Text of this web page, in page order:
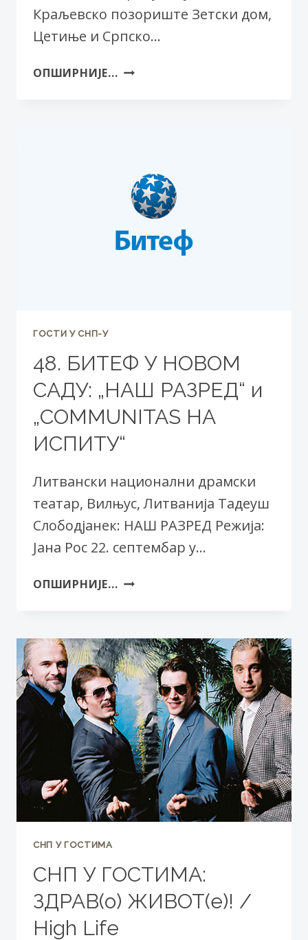
Краљевско позориште Зетски дом,
Цетиње и Српско…
ОПШИРНИЈЕ... УСКОРО
ГРОША“
РЕЖИЈИ
ТОМИЈА
ЈАНЕЖИЧА
ГОСТИ У СНП-У
48. БИТЕФ У НОВОМ
САДУ: „НАШ РАЗРЕД“ и
„COMМUNITAS НА
ИСПИТУ“
Литвански национални драмски
театар, Вилњус, Литванија Тадеуш
Слободјанек: НАШ РАЗРЕД Режија:
Јана Рос 22. септембар у…
ОПШИРНИЈЕ... 48.
САДУ:
„НАШ
РАЗРЕД“
И
„COMМUNITAS
НА
ИСПИТУ“
СНП У ГОСТИМА
СНП У ГОСТИМА:
ЗДРАВ(о) ЖИВОТ(е)! /
High Life